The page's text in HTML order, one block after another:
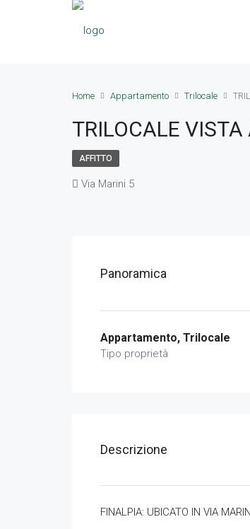
Home Appartamento Trilocale
TRILOCALE VISTA
AFFITTO
Via Marini 5
Panoramica
Appartamento, Trilocale
Tipo proprietà
Descrizione
FINALPIA: UBICATO IN VIA